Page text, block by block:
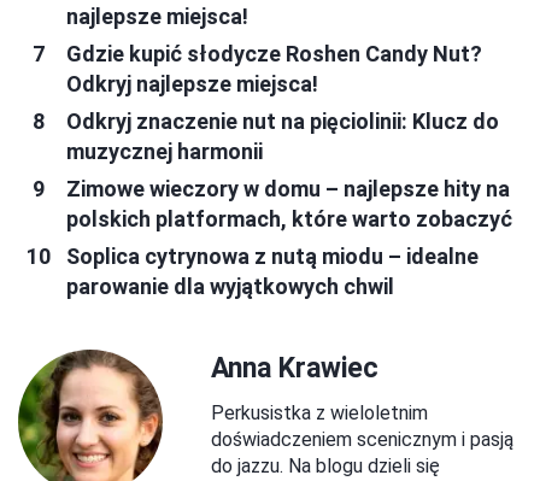
najlepsze miejsca!
Gdzie kupić słodycze Roshen Candy Nut?
Odkryj najlepsze miejsca!
Odkryj znaczenie nut na pięciolinii: Klucz do
muzycznej harmonii
Zimowe wieczory w domu – najlepsze hity na
polskich platformach, które warto zobaczyć
Soplica cytrynowa z nutą miodu – idealne
parowanie dla wyjątkowych chwil
Anna Krawiec
Perkusistka z wieloletnim
doświadczeniem scenicznym i pasją
do jazzu. Na blogu dzieli się